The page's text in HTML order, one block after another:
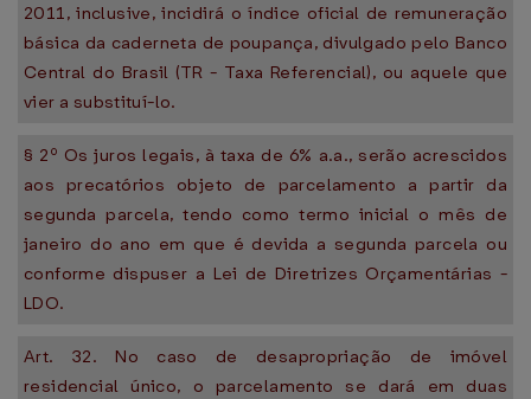
2011, inclusive, incidirá o índice oficial de remuneração
básica da caderneta de poupança, divulgado pelo Banco
Central do Brasil (TR - Taxa Referencial), ou aquele que
vier a substituí-lo.
§ 2º Os juros legais, à taxa de 6% a.a., serão acrescidos
aos precatórios objeto de parcelamento a partir da
segunda parcela, tendo como termo inicial o mês de
janeiro do ano em que é devida a segunda parcela ou
conforme dispuser a Lei de Diretrizes Orçamentárias -
LDO.
Art. 32. No caso de desapropriação de imóvel
residencial único, o parcelamento se dará em duas